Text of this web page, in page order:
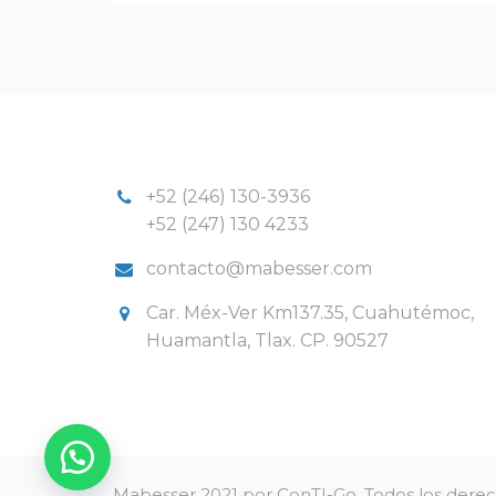
+52 (246) 130-3936
+52 (247) 130 4233
contacto@mabesser.com
Car. Méx-Ver Km137.35, Cuahutémoc,
Huamantla, Tlax. CP. 90527